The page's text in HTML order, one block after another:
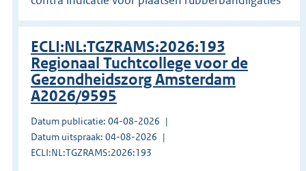
ECLI:NL:TGZRAMS:2026:193
Regionaal Tuchtcollege voor de
Gezondheidszorg Amsterdam
A2026/9595
Datum publicatie: 04-08-2026
Datum uitspraak: 04-08-2026
ECLI:NL:TGZRAMS:2026:193